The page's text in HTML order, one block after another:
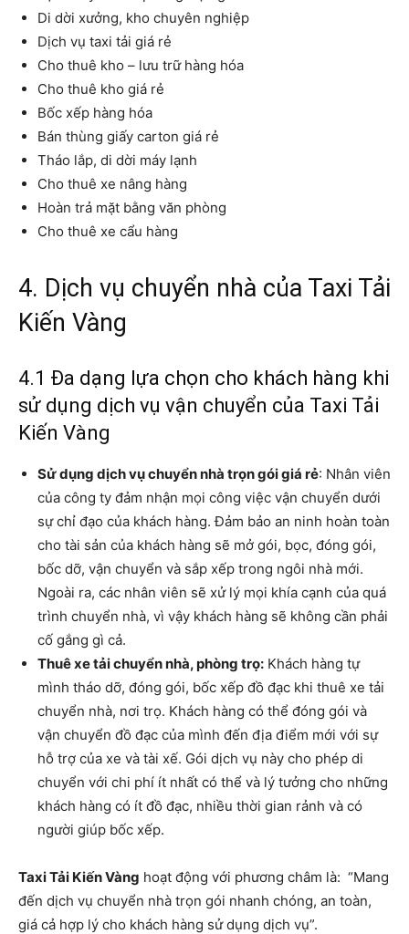
Di dời xưởng, kho chuyên nghiệp
Dịch vụ taxi tải giá rẻ
Cho thuê kho – lưu trữ hàng hóa
Cho thuê kho giá rẻ
Bốc xếp hàng hóa
Bán thùng giấy carton giá rẻ
Tháo lắp, di dời máy lạnh
Cho thuê xe nâng hàng
Hoàn trả mặt bằng văn phòng
Cho thuê xe cẩu hàng
4. Dịch vụ chuyển nhà của Taxi Tải
Kiến Vàng
4.1 Đa dạng lựa chọn cho khách hàng khi
sử dụng dịch vụ vận chuyển của Taxi Tải
Kiến Vàng
Sử dụng dịch vụ chuyển nhà trọn gói giá rẻ: Nhân viên
của công ty đảm nhận mọi công việc vận chuyển dưới
sự chỉ đạo của khách hàng. Đảm bảo an ninh hoàn toàn
cho tài sản của khách hàng sẽ mở gói, bọc, đóng gói,
bốc dỡ, vận chuyển và sắp xếp trong ngôi nhà mới.
Ngoài ra, các nhân viên sẽ xử lý mọi khía cạnh của quá
trình chuyển nhà, vì vậy khách hàng sẽ không cần phải
cố gắng gì cả.
Thuê xe tải chuyển nhà, phòng trọ: Khách hàng tự
mình tháo dỡ, đóng gói, bốc xếp đồ đạc khi thuê xe tải
chuyển nhà, nơi trọ. Khách hàng có thể đóng gói và
vận chuyển đồ đạc của mình đến địa điểm mới với sự
hỗ trợ của xe và tài xế. Gói dịch vụ này cho phép di
chuyển với chi phí ít nhất có thể và lý tưởng cho những
khách hàng có ít đồ đạc, nhiều thời gian rảnh và có
người giúp bốc xếp.
Taxi Tải Kiến Vàng hoạt động với phương châm là: “Mang
đến dịch vụ chuyển nhà trọn gói nhanh chóng, an toàn,
giá cả hợp lý cho khách hàng sử dụng dịch vụ”.